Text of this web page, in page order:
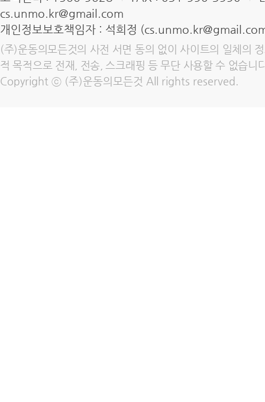
cs.unmo.kr@gmail.com
개인정보보호책임자 : 석희정
(주)운동의모든것의 사전 서면 동의 없이 사이트의 일체의
적 목적으로 전재, 전송, 스크래핑 등 무단 사용할 수 없습니
Copyright ⓒ (주)운동의모든것 All rights reserved.